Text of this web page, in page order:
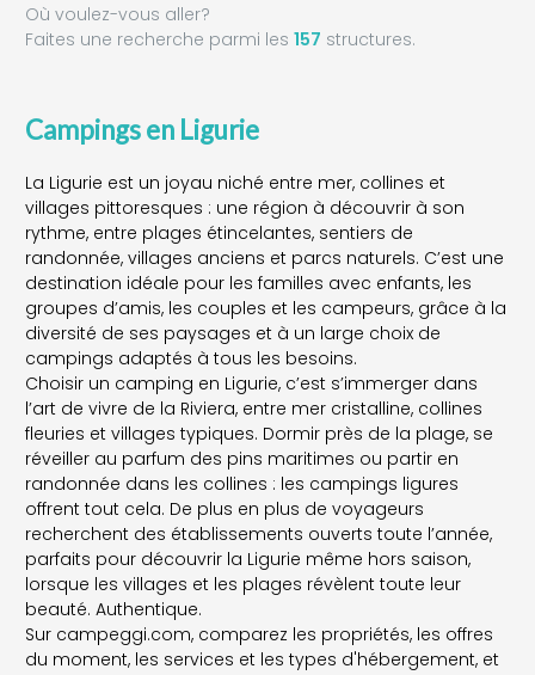
Où voulez-vous aller?
Faites une recherche parmi les 157 structures.
Campings en Ligurie
La Ligurie est un joyau niché entre mer, collines et
villages pittoresques : une région à découvrir à son
rythme, entre plages étincelantes, sentiers de
randonnée, villages anciens et parcs naturels. C’est une
destination idéale pour les familles avec enfants, les
groupes d’amis, les couples et les campeurs, grâce à la
diversité de ses paysages et à un large choix de
campings adaptés à tous les besoins.
Choisir un camping en Ligurie, c’est s’immerger dans
l’art de vivre de la Riviera, entre mer cristalline, collines
fleuries et villages typiques. Dormir près de la plage, se
réveiller au parfum des pins maritimes ou partir en
randonnée dans les collines : les campings ligures
offrent tout cela. De plus en plus de voyageurs
recherchent des établissements ouverts toute l’année,
parfaits pour découvrir la Ligurie même hors saison,
lorsque les villages et les plages révèlent toute leur
beauté. Authentique.
Sur campeggi.com, comparez les propriétés, les offres
du moment, les services et les types d'hébergement, et